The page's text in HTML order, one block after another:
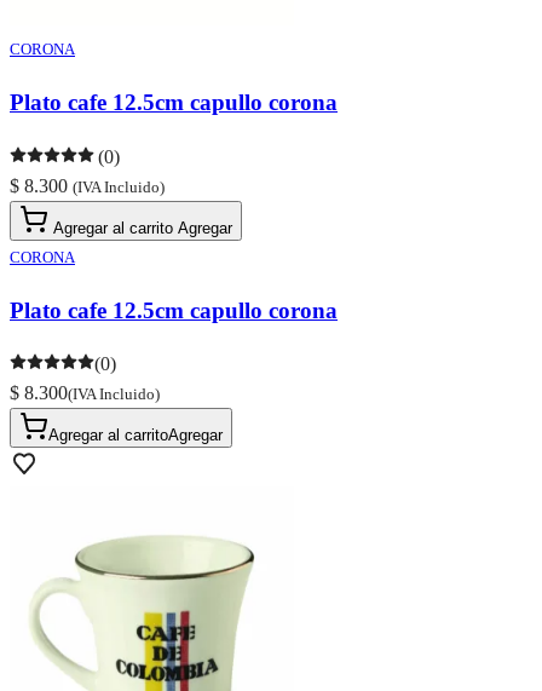
CORONA
Plato cafe 12.5cm capullo corona
(0)
$ 8.300 (IVA Incluido)
Agregar al carrito Agregar
CORONA
Plato cafe 12.5cm capullo corona
(0)
$ 8.300(IVA Incluido)
Agregar al carritoAgregar